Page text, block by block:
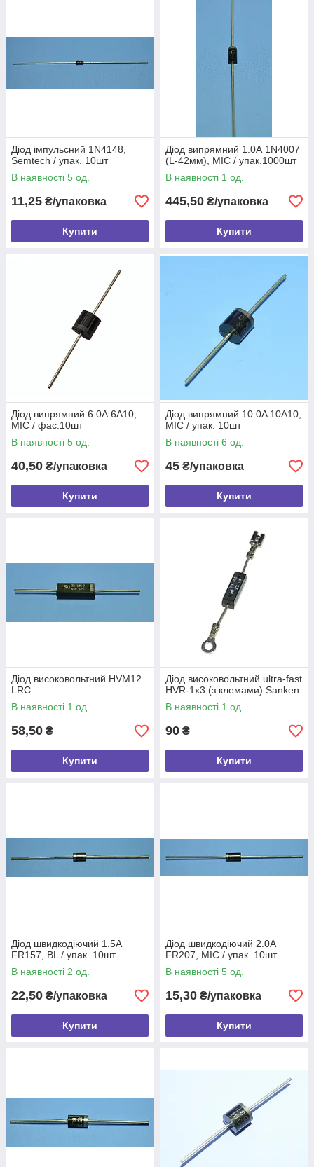
Діод імпульсний 1N4148,
Semtech / упак. 10шт
В наявності 5 од.
11,25 ₴/упаковка
Купити
Діод випрямний 1.0А 1N4007
(L-42мм), MIC / упак.1000шт
В наявності 1 од.
445,50 ₴/упаковка
Купити
Діод випрямний 6.0А 6A10,
MIC / фас.10шт
В наявності 5 од.
40,50 ₴/упаковка
Купити
Діод випрямний 10.0A 10A10,
MIC / упак. 10шт
В наявності 6 од.
45 ₴/упаковка
Купити
Діод високовольтний HVM12
LRC
В наявності 1 од.
58,50 ₴
Купити
Діод високовольтний ultra-fast
HVR-1x3 (з клемами) Sanken
В наявності 1 од.
90 ₴
Купити
Діод швидкодіючий 1.5A
FR157, BL / упак. 10шт
В наявності 2 од.
22,50 ₴/упаковка
Купити
Діод швидкодіючий 2.0A
FR207, MIC / упак. 10шт
В наявності 5 од.
15,30 ₴/упаковка
Купити